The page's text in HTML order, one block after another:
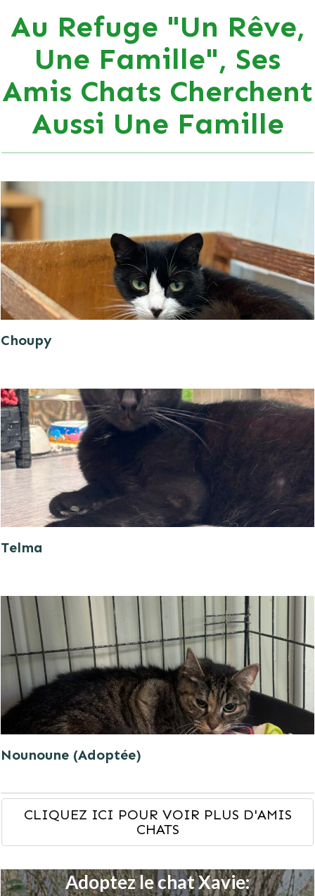
Au Refuge "Un Rêve,
Une Famille", Ses
Amis Chats Cherchent
Aussi Une Famille
Choupy
Telma
Nounoune (Adoptée)
CLIQUEZ ICI POUR VOIR PLUS D'AMIS
CHATS
Adoptez le chat Xavie: